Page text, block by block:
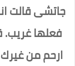
جاتشى قالت
فعلها
ارحم من